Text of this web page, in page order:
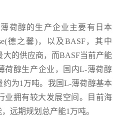
荷醇的生产企业主要有日本
德之馨)，以及BASF，其中
大的供应商，而BASF当前产能
荷醇生产企业，国内L-薄荷醇
为1万吨。我国L-薄荷醇基本
业拥有较大发展空间。目前海
远期规划总产能1万吨。